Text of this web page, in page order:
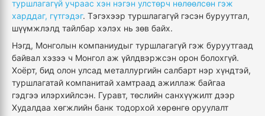
туршлагагүй учраас хэн нэгэн улстөрч нөлөөлсөн гэж
харддаг, гүтгэдэг. Тэгэхээр туршлагагүй гэсэн буруутгал,
шүүмжлэлд тайлбар хэлэх нь зөв байх.
Нэгд, Монголын компаниудыг туршлагагүй гэж буруутгаад
байвал хэзээ ч Монгол аж үйлдвэржсэн орон болохгүй.
Хоёрт, бид олон улсад металлургийн салбарт нэр хүндтэй,
туршлагатай компанитай хамтраад ажиллаж байгаа
гэдгээ илэрхийлсэн. Гуравт, төслийн санхүүжилт дээр
Худалдаа хөгжлийн банк тодорхой хөрөнгө оруулалт